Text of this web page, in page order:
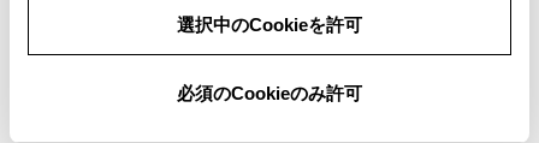
選択中のCookieを許可
必須のCookieのみ許可
メールアドレス